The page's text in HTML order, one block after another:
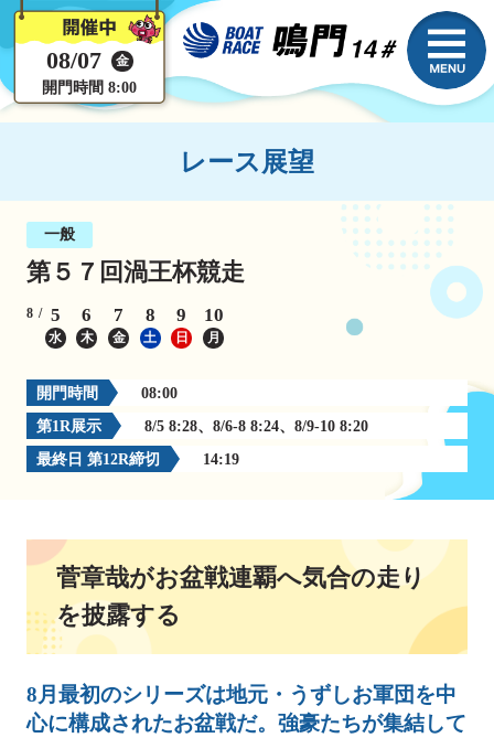
08/07 金
開門時間 8:00
レース展望
一般
第５７回渦王杯競走
8 5
水
6
木
7
金
8
土
9
日
10
月
開門時間
08:00
第1R展示
8/5 8:28、8/6-8 8:24、8/9-10 8:20
最終日 第12R締切
14:19
菅章哉がお盆戦連覇へ気合の走り
を披露する
8月最初のシリーズは地元・うずしお軍団を中
心に構成されたお盆戦だ。強豪たちが集結して